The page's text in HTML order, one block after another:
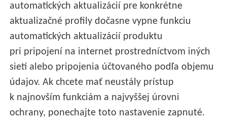
automatických aktualizácií pre konkrétne
aktualizačné profily dočasne vypne funkciu
automatických aktualizácií produktu
pri pripojení na internet prostredníctvom iných
sietí alebo pripojenia účtovaného podľa objemu
údajov. Ak chcete mať neustály prístup
k najnovším funkciám a najvyššej úrovni
ochrany, ponechajte toto nastavenie zapnuté.